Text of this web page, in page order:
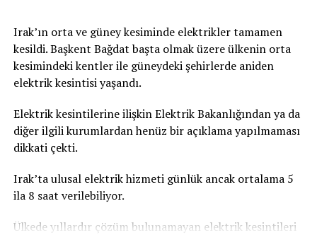
Irak’ın orta ve güney kesiminde elektrikler tamamen
kesildi. Başkent Bağdat başta olmak üzere ülkenin orta
kesimindeki kentler ile güneydeki şehirlerde aniden
elektrik kesintisi yaşandı.
Elektrik kesintilerine ilişkin Elektrik Bakanlığından ya da
diğer ilgili kurumlardan henüz bir açıklama yapılmaması
dikkati çekti.
Irak’ta ulusal elektrik hizmeti günlük ancak ortalama 5
ila 8 saat verilebiliyor.
Ülkede yıllardır çözüm bulunamayan elektrik kesintileri